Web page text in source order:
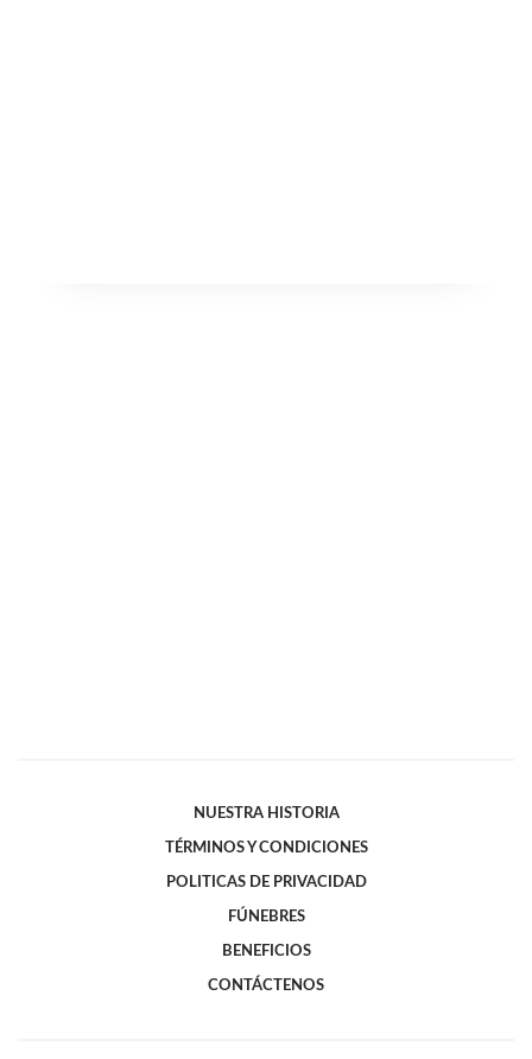
NUESTRA HISTORIA
TÉRMINOS Y CONDICIONES
POLITICAS DE PRIVACIDAD
FÚNEBRES
BENEFICIOS
CONTÁCTENOS